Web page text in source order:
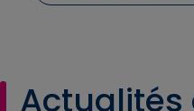
Actualités